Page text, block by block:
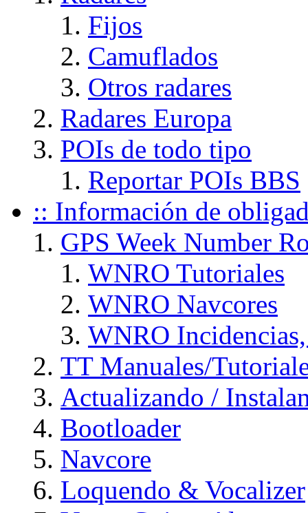
Fijos
Camuflados
Otros radares
Radares Europa
POIs de todo tipo
Reportar POIs BBS
:: Información de
GPS Week Number
WNRO Tutoriales
WNRO Navcores
WNRO
TT Manuales/
Actualizando /
Bootloader
Navcore
Loquendo & Vocalizer